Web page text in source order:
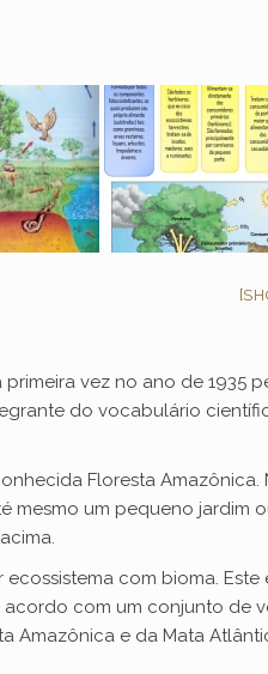
primeira vez no ano de
do vocabulário
Floresta
mesmo um pequeno
com bioma.
com um conjunto de
Amazônica e da Mata